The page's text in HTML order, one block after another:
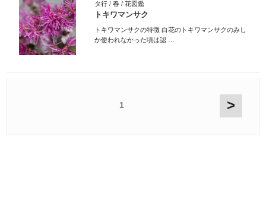
タ行/ 春/ 花図鑑
トキワマンサク
トキワマンサクの特徴 白花のトキワマンサクのみし
か使われなかった頃は認 …
1 >